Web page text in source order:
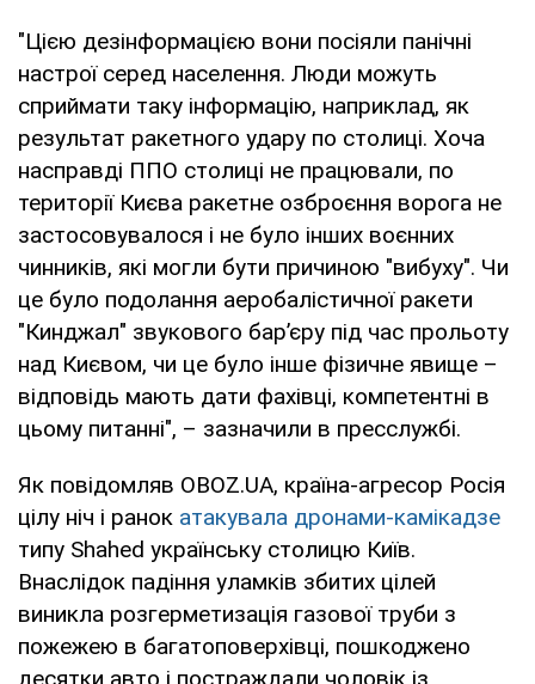
"Цією дезінформацією вони посіяли панічні
настрої серед населення. Люди можуть
сприймати таку інформацію, наприклад, як
результат ракетного удару по столиці. Хоча
насправді ППО столиці не працювали, по
території Києва ракетне озброєння ворога не
застосовувалося і не було інших воєнних
чинників, які могли бути причиною "вибуху". Чи
це було подолання аеробалістичної ракети
"Кинджал" звукового бар’єру під час прольоту
над Києвом, чи це було інше фізичне явище –
відповідь мають дати фахівці, компетентні в
цьому питанні", – зазначили в пресслужбі.
Як повідомляв OBOZ.UA, країна-агресор Росія
цілу ніч і ранок атакувала дронами-камікадзе
типу Shahed українську столицю Київ.
Внаслідок падіння уламків збитих цілей
виникла розгерметизація газової труби з
пожежею в багатоповерхівці, пошкоджено
десятки авто і постраждали чоловік із